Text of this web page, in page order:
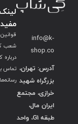
info@k-
shop.co
آدرس: تهران،
بزرگراه شهید
خرازی، مجتمع
ایران مال،
طبقه G1، واحد
مفید
شعب
تماس
رسانه‌ها